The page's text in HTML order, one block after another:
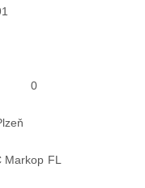
2891
RODOP
SVK 0
Plzeň
Markop FL